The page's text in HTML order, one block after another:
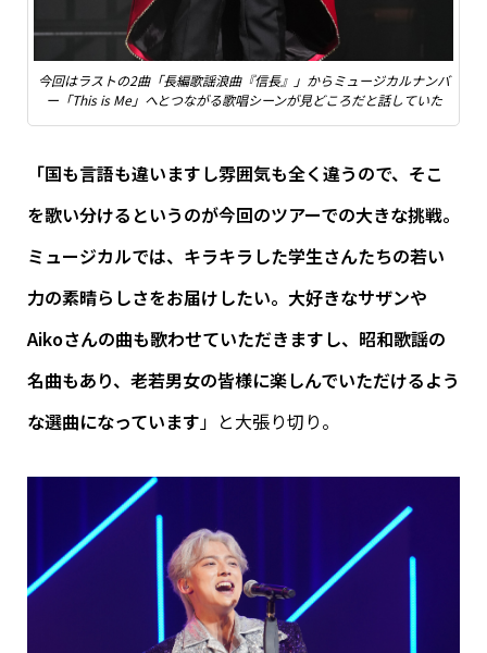
今回はラストの2曲「長編歌謡浪曲『信長』」からミュージカルナンバ
ー「This is Me」へとつながる歌唱シーンが見どころだと話していた
「国も言語も違いますし雰囲気も全く違うので、そこ
を歌い分けるというのが今回のツアーでの大きな挑戦。
ミュージカルでは、キラキラした学生さんたちの若い
力の素晴らしさをお届けしたい。大好きなサザンや
Aikoさんの曲も歌わせていただきますし、昭和歌謡の
名曲もあり、老若男女の皆様に楽しんでいただけるよう
な選曲になっています」と大張り切り。